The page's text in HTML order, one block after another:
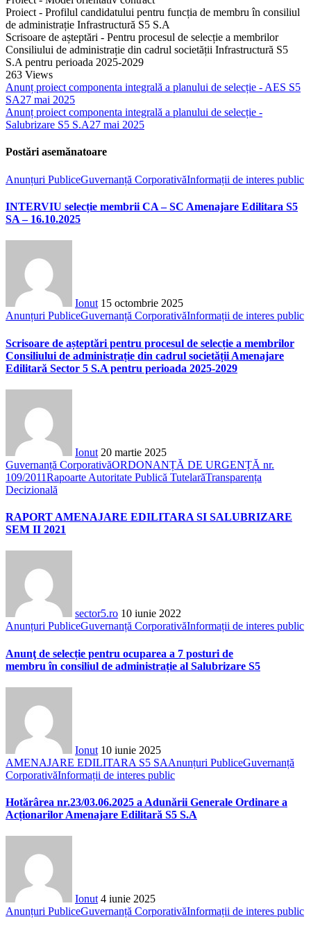
Proiect - Profilul candidatului pentru funcția de membru în consiliul
de administrație Infrastructură S5 S.A
Scrisoare de așteptări - Pentru procesul de selecție a membrilor
Consiliului de administrație din cadrul societății Infrastructură S5
S.A pentru perioada 2025-2029
263 Views
Anunț proiect componenta integrală a planului de selecție - AES S5
SA27 mai 2025
Anunț proiect componenta integrală a planului de selecție -
Salubrizare S5 S.A27 mai 2025
Postări asemănatoare
Anunțuri PubliceGuvernanță CorporativăInformații de interes public
INTERVIU selecție membrii CA – SC Amenajare Edilitara S5
SA – 16.10.2025
Ionut 15 octombrie 2025
Anunțuri PubliceGuvernanță CorporativăInformații de interes public
Scrisoare de așteptări pentru procesul de selecție a membrilor
Consiliului de administrație din cadrul societății Amenajare
Edilitară Sector 5 S.A pentru perioada 2025-2029
Ionut 20 martie 2025
Guvernanță CorporativăORDONANȚĂ DE URGENȚĂ nr.
109/2011Rapoarte Autoritate Publică TutelarăTransparența
Decizională
RAPORT AMENAJARE EDILITARA SI SALUBRIZARE
SEM II 2021
sector5.ro 10 iunie 2022
Anunțuri PubliceGuvernanță CorporativăInformații de interes public
Anunţ de selecție pentru ocuparea a 7 posturi de
membru în consiliul de administrație al Salubrizare S5
Ionut 10 iunie 2025
AMENAJARE EDILITARA S5 SAAnunțuri PubliceGuvernanță
CorporativăInformații de interes public
Hotărârea nr.23/03.06.2025 a Adunării Generale Ordinare a
Acționarilor Amenajare Edilitară S5 S.A
Ionut 4 iunie 2025
Anunțuri PubliceGuvernanță CorporativăInformații de interes public